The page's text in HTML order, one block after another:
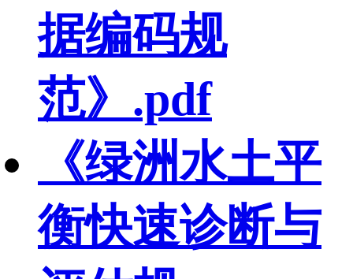
据编码规
范》.pdf
《绿洲水土平
衡快速诊断与